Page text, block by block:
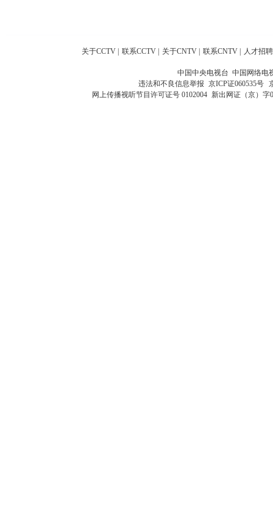
关于CCTV | 联系CCTV | 关于CNTV | 联系CNTV | 人才招聘
中国中央电视台 中国网络电
违法和不良信息举报 京ICP证060535号
网上传播视听节目许可证号 0102004 新出网证（京）